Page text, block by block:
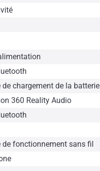
de chargement de la batterie
360 Reality Audio
de fonctionnement sans fil